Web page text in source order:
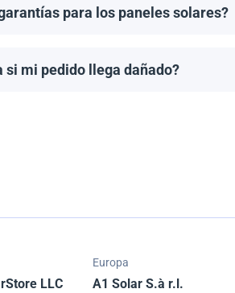
para los paneles solares?
si mi pedido llega dañado?
LLC
Europa
A1 Solar S.à r.l.